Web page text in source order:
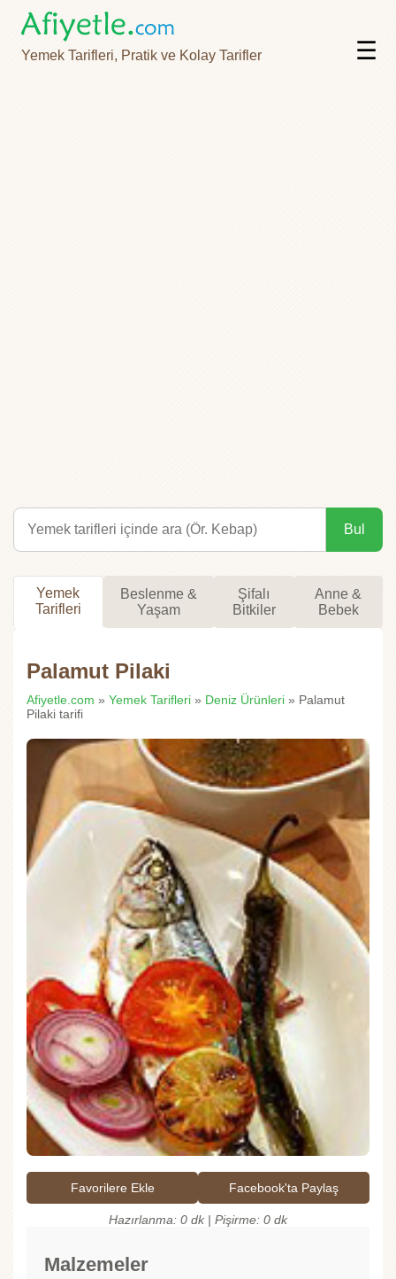
Yemek Tarifleri, Pratik ve Kolay Tarifler ☰
Bul
Yemek
Tarifleri
Beslenme &
Yaşam
Şifalı
Bitkiler
Anne &
Bebek
Palamut Pilaki
Afiyetle.com » Yemek Tarifleri » Deniz Ürünleri » Palamut
Pilaki tarifi
Favorilere Ekle Facebook'ta Paylaş
Hazırlanma: 0 dk | Pişirme: 0 dk
Malzemeler